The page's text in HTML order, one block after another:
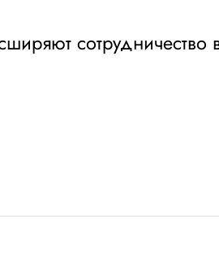
сотрудничество